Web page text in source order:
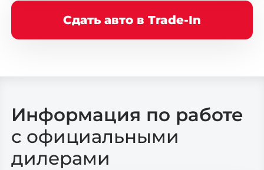
Сдать авто в Trade-In
Информация по работе
с официальными
дилерами